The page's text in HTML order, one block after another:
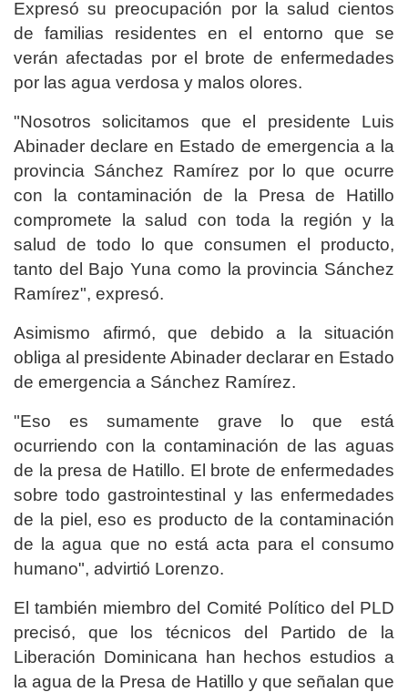
Expresó su preocupación por la salud cientos
de familias residentes en el entorno que se
verán afectadas por el brote de enfermedades
por las agua verdosa y malos olores.
"Nosotros solicitamos que el presidente Luis
Abinader declare en Estado de emergencia a la
provincia Sánchez Ramírez por lo que ocurre
con la contaminación de la Presa de Hatillo
compromete la salud con toda la región y la
salud de todo lo que consumen el producto,
tanto del Bajo Yuna como la provincia Sánchez
Ramírez", expresó.
Asimismo afirmó, que debido a la situación
obliga al presidente Abinader declarar en Estado
de emergencia a Sánchez Ramírez.
"Eso es sumamente grave lo que está
ocurriendo con la contaminación de las aguas
de la presa de Hatillo. El brote de enfermedades
sobre todo gastrointestinal y las enfermedades
de la piel, eso es producto de la contaminación
de la agua que no está acta para el consumo
humano", advirtió Lorenzo.
El también miembro del Comité Político del PLD
precisó, que los técnicos del Partido de la
Liberación Dominicana han hechos estudios a
la agua de la Presa de Hatillo y que señalan que